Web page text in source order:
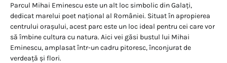
Parcul Mihai Eminescu este un alt loc simbolic din Galați,
dedicat marelui poet național al României. Situat în apropierea
centrului orașului, acest parc este un loc ideal pentru cei care vor
să îmbine cultura cu natura. Aici vei găsi bustul lui Mihai
Eminescu, amplasat într-un cadru pitoresc, înconjurat de
verdeață și flori.